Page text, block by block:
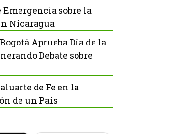
Emergencia sobre la
Nicaragua
Aprueba Día de la
Debate sobre
de Fe en la
de un País